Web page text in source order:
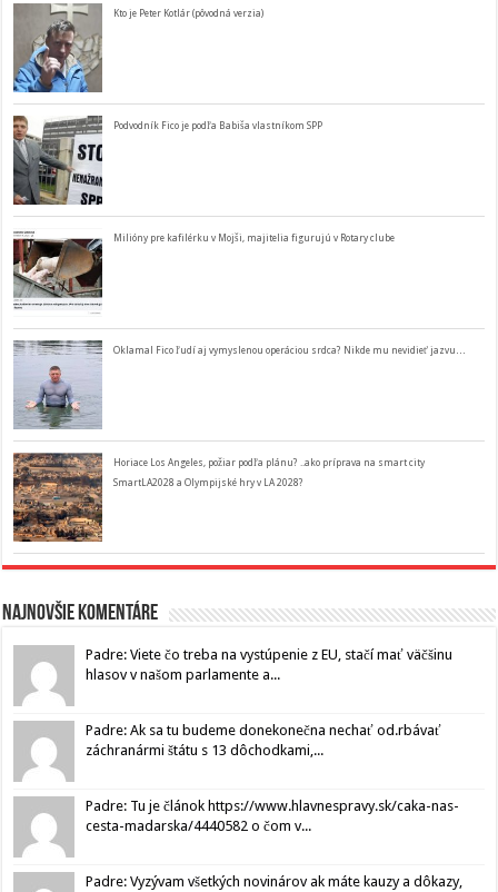
Kto je Peter Kotlár (pôvodná verzia)
Podvodník Fico je podľa Babiša vlastníkom SPP
Milióny pre kafilérku v Mojši, majitelia figurujú v Rotary clube
Oklamal Fico ľudí aj vymyslenou operáciou srdca? Nikde mu nevidieť jazvu…
Horiace Los Angeles, požiar podľa plánu? ..ako príprava na smart city
SmartLA2028 a Olympijské hry v LA 2028?
Najnovšie komentáre
Padre: Viete čo treba na vystúpenie z EU, stačí mať väčšinu
hlasov v našom parlamente a...
Padre: Ak sa tu budeme donekonečna nechať od.rbávať
záchranármi štátu s 13 dôchodkami,...
Padre: Tu je článok https://www.hlavnespravy.sk/caka-nas-
cesta-madarska/4440582 o čom v...
Padre: Vyzývam všetkých novinárov ak máte kauzy a dôkazy,